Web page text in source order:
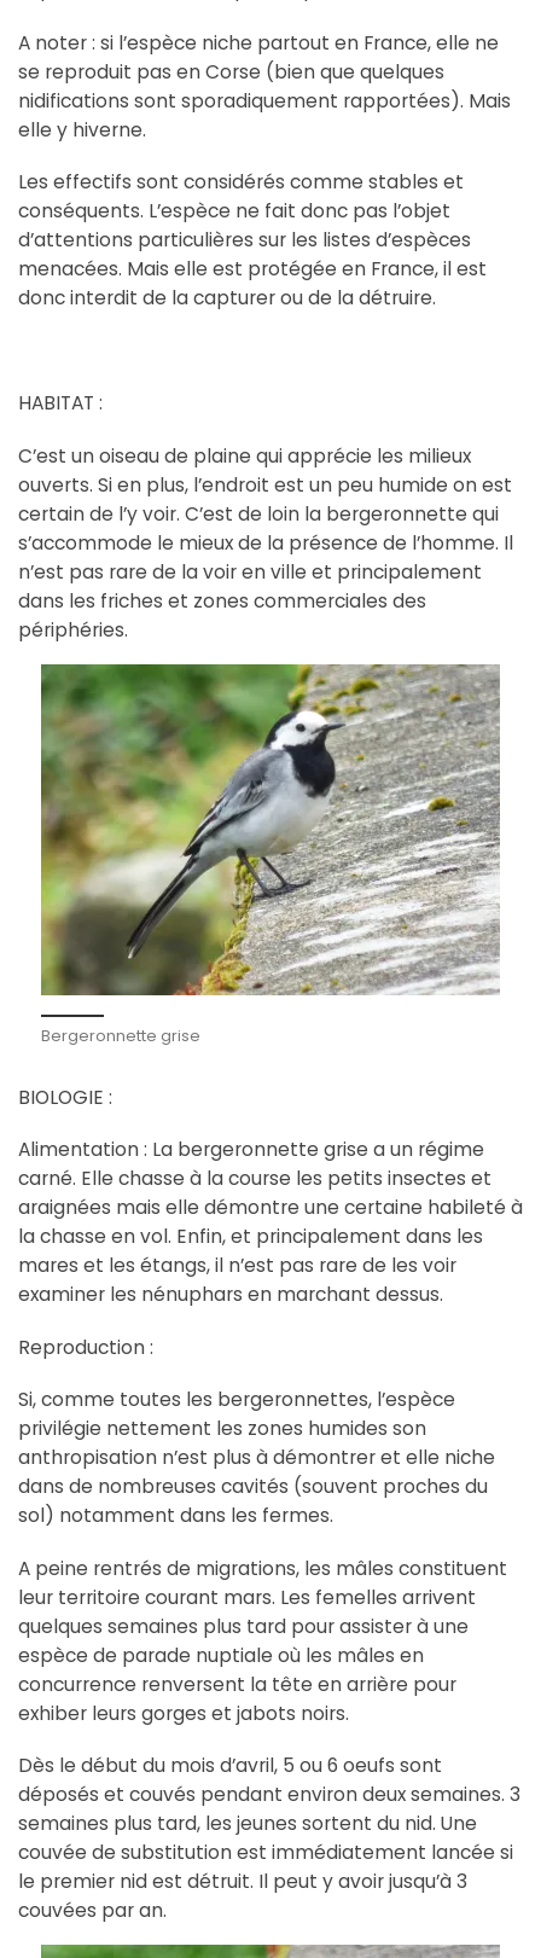
A noter : si l’espèce niche partout en France, elle ne
se reproduit pas en Corse (bien que quelques
nidifications sont sporadiquement rapportées). Mais
elle y hiverne.
Les effectifs sont considérés comme stables et
conséquents. L’espèce ne fait donc pas l’objet
d’attentions particulières sur les listes d’espèces
menacées. Mais elle est protégée en France, il est
donc interdit de la capturer ou de la détruire.
HABITAT :
C’est un oiseau de plaine qui apprécie les milieux
ouverts. Si en plus, l’endroit est un peu humide on est
certain de l’y voir. C’est de loin la bergeronnette qui
s’accommode le mieux de la présence de l’homme. Il
n’est pas rare de la voir en ville et principalement
dans les friches et zones commerciales des
périphéries.
Bergeronnette grise
BIOLOGIE :
Alimentation : La bergeronnette grise a un régime
carné. Elle chasse à la course les petits insectes et
araignées mais elle démontre une certaine habileté à
la chasse en vol. Enfin, et principalement dans les
mares et les étangs, il n’est pas rare de les voir
examiner les nénuphars en marchant dessus.
Reproduction :
Si, comme toutes les bergeronnettes, l’espèce
privilégie nettement les zones humides son
anthropisation n’est plus à démontrer et elle niche
dans de nombreuses cavités (souvent proches du
sol) notamment dans les fermes.
A peine rentrés de migrations, les mâles constituent
leur territoire courant mars. Les femelles arrivent
quelques semaines plus tard pour assister à une
espèce de parade nuptiale où les mâles en
concurrence renversent la tête en arrière pour
exhiber leurs gorges et jabots noirs.
Dès le début du mois d’avril, 5 ou 6 oeufs sont
déposés et couvés pendant environ deux semaines. 3
semaines plus tard, les jeunes sortent du nid. Une
couvée de substitution est immédiatement lancée si
le premier nid est détruit. Il peut y avoir jusqu’à 3
couvées par an.